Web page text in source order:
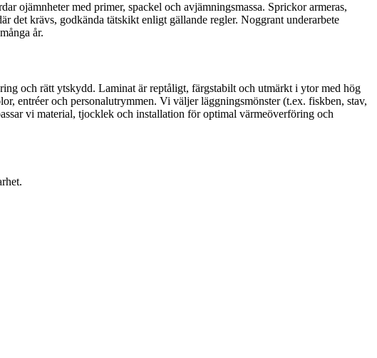
ojämnheter med primer, spackel och avjämningsmassa. Sprickor armeras,
det krävs, godkända tätskikt enligt gällande regler. Noggrant underarbete
år.
och rätt ytskydd. Laminat är reptåligt, färgstabilt och utmärkt i ytor med hög
entréer och personalutrymmen. Vi väljer läggningsmönster (t.ex. fiskben, stav,
vi material, tjocklek och installation för optimal värmeöverföring och